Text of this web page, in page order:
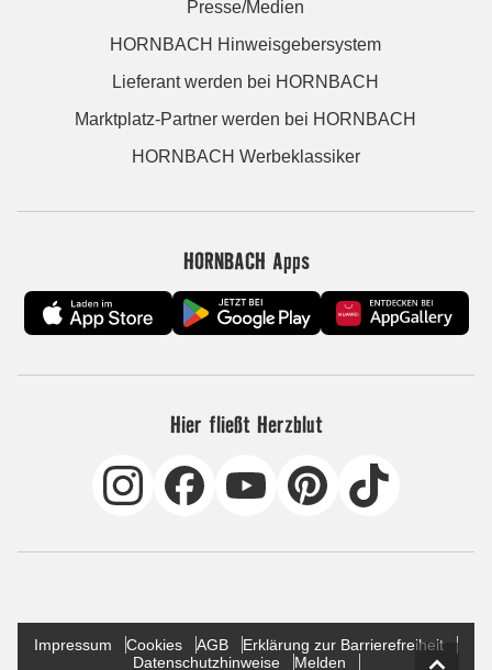
Presse/Medien
HORNBACH Hinweisgebersystem
Lieferant werden bei HORNBACH
Marktplatz-Partner werden bei HORNBACH
HORNBACH Werbeklassiker
HORNBACH Apps
Hier fließt Herzblut
Impressum Cookies AGB
Erklärung zur Barrierefreiheit
Datenschutzhinweise
Melden